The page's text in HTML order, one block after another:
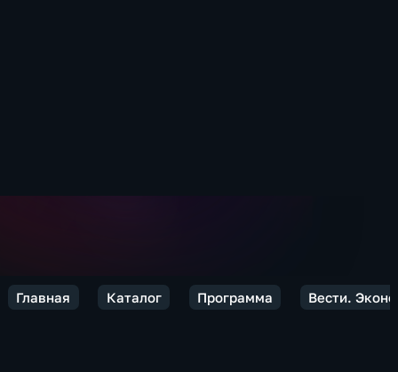
Главная Каталог Программа Вести.